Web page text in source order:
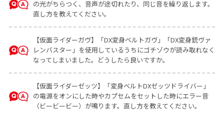
の光がちらつく、音声が途切れたり、同じ音を繰り返します。
直し方を教えてください。
【仮面ライダーガヴ】「DX変身ベルトガヴ」「DX変身銃ヴァ
レンバスター」を使用しているうちにゴチゾウが読み取れなく
なってしまいました。どうしたら良いですか。
【仮面ライダーゼッツ】「変身ベルトDXゼッツドライバー」
の電源をオンにした時やカプセムをセットした時にエラー音
（ビービービー）が鳴ります。直し方を教えてください。